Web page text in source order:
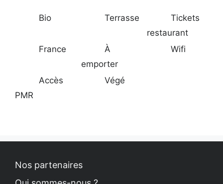
Bio Terrasse
Tickets
restaurant
France
À
emporter
Wifi
Accès
PMR
Végé
Nos partenaires